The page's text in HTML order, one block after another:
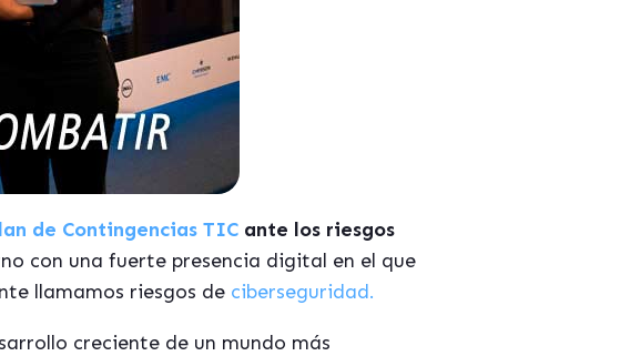
de Contingencias TIC ante los riesgos
con una fuerte presencia digital en el que
llamamos riesgos de ciberseguridad.
creciente de un mundo más